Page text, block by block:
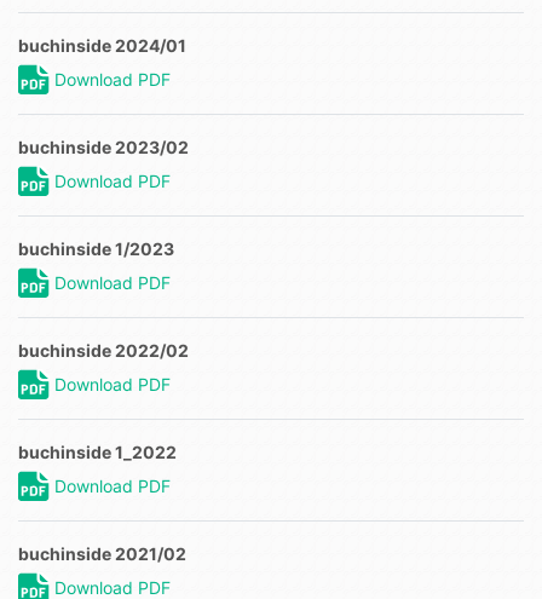
buchinside 2024/01
Download PDF
buchinside 2023/02
Download PDF
buchinside 1/2023
Download PDF
buchinside 2022/02
Download PDF
buchinside 1_2022
Download PDF
buchinside 2021/02
Download PDF